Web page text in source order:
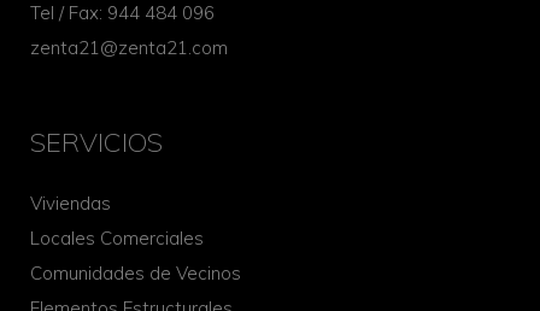
Tel / Fax: 944 484 096
zenta21@zenta21.com
SERVICIOS
Viviendas
Locales Comerciales
Comunidades de Vecinos